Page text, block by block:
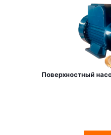
Поверхностный